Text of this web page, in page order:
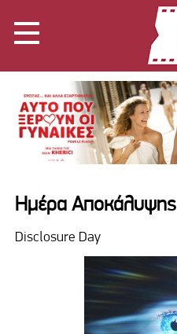
Ημέρα Αποκάλυψης
Disclosure Day